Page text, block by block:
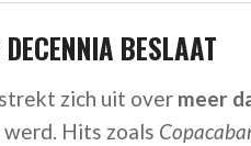
BESLAAT
zich uit over meer
werd. Hits zoals